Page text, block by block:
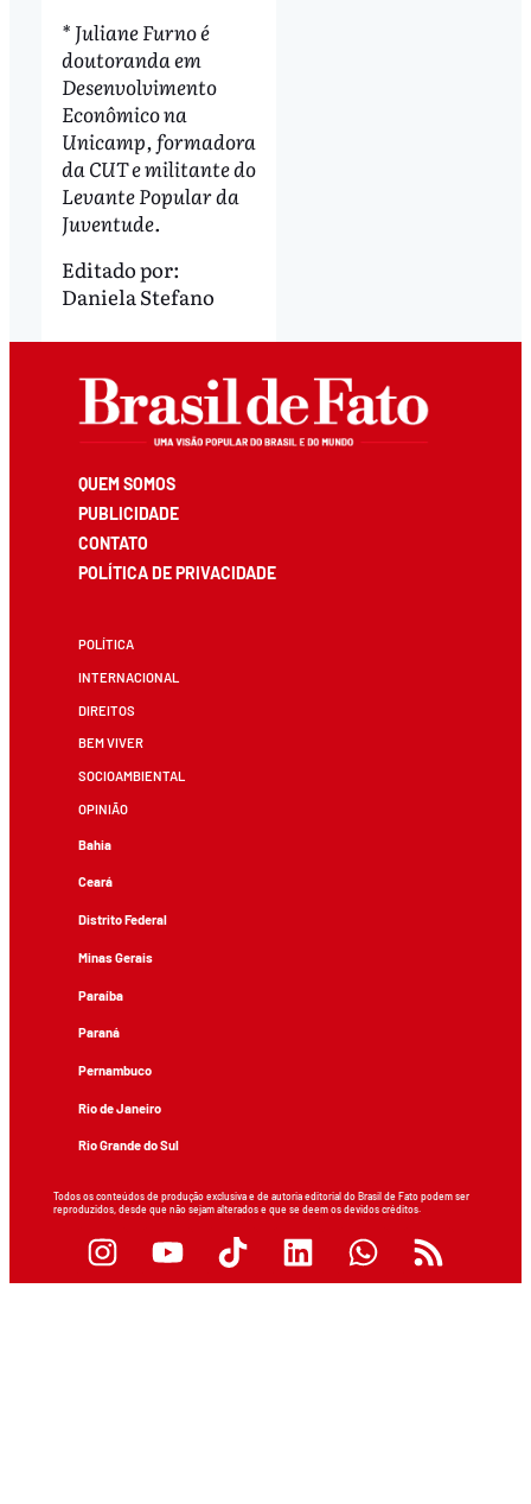
* Juliane Furno é
doutoranda em
Desenvolvimento
Econômico na
Unicamp, formadora
da CUT e militante do
Levante Popular da
Juventude.
Editado por:
Daniela Stefano
QUEM SOMOS
PUBLICIDADE
CONTATO
POLÍTICA DE PRIVACIDADE
POLÍTICA
INTERNACIONAL
DIREITOS
BEM VIVER
SOCIOAMBIENTAL
OPINIÃO
Bahia
Ceará
Distrito Federal
Minas Gerais
Paraíba
Paraná
Pernambuco
Rio de Janeiro
Rio Grande do Sul
Todos os conteúdos de produção exclusiva e de autoria editorial do Brasil de Fato podem ser
reproduzidos, desde que não sejam alterados e que se deem os devidos créditos.